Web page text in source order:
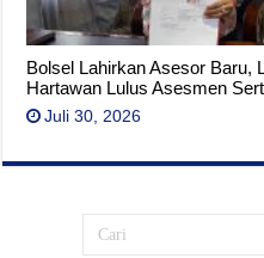
Bolsel Lahirkan Asesor Baru,
Hartawan Lulus Asesmen
Juli 30, 2026